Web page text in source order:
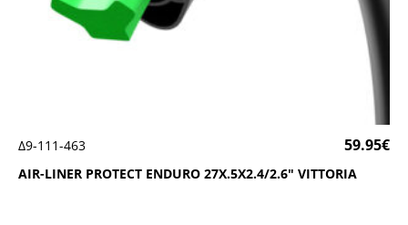
ΑΙR-LΙΝΕR ΡRΟΤΕCΤ ΕΝDURΟ 27Χ.5Χ2.4/2.6″ VΙΤΤΟRΙΑ
Δ9-111-463 59.95€